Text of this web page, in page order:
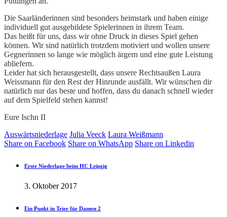
Die Saarländerinnen sind besonders heimstark und haben einige
individuell gut ausgebildete Spielerinnen in ihrem Team.
Das heißt für uns, dass wir ohne Druck in dieses Spiel gehen
können. Wir sind natürlich trotzdem motiviert und wollen unsere
Gegnerinnen so lange wie möglich ärgern und eine gute Leistung
abliefern.
Leider hat sich herausgestellt, dass unsere Rechtsaußen Laura
Weissmann für den Rest der Hinrunde ausfällt. Wir wünschen dir
natürlich nur das beste und hoffen, dass du danach schnell wieder
auf dem Spielfeld stehen kannst!
Eure Ischn II
Auswärtsniederlage Julia Veeck Laura Weißmann
Share on Facebook Share on WhatsApp Share on Linkedin
Erste Niederlage beim HC Leipzig
3. Oktober 2017
Ein Punkt in Trier für Damen 2